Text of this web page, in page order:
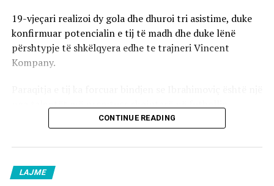
19-vjeçari realizoi dy gola dhe dhuroi tri asistime, duke
konfirmuar potencialin e tij të madh dhe duke lënë
përshtypje të shkëlqyera edhe te trajneri Vincent
Kompany.
evropian dhe se e ardhmja e tij mund të jetë në nivelet
kontaktet me lojtarin dhe familjen e tij, me synimin që ai
CONTINUE READING
LAJME